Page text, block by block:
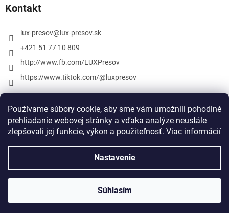
Používame súbory cookie, aby sme vám umožnili pohodlné
prehliadanie webovej stránky a vďaka analýze neustále
zlepšovali jej funkcie, výkon a použiteľnosť. Viac informácií
Nastavenie
Súhlasím
Kontakt
lux-presov@ lux-presov.sk
+421 51 77 10 809
http://www.fb.com/LUXPresov
https://www.tiktok.com/@luxpresov
Vytvoril Shoptet
lux-presov.sk. Všetky práva vyhradené.